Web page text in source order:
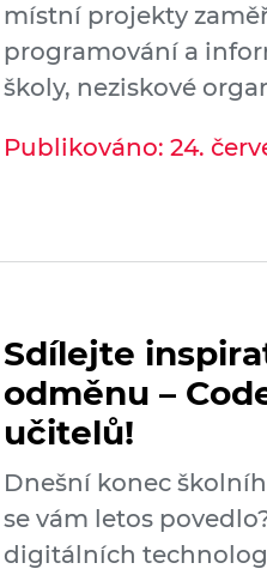
místní projekty
programování a
školy, neziskové
Publikováno: 24.
Sdílejte
odměnu –
učitelů!
Dnešní konec
se vám letos
digitálních